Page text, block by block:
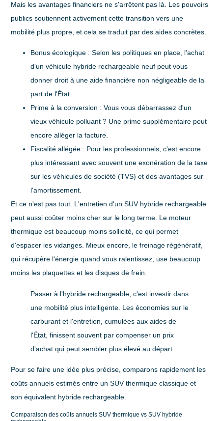
Mais les avantages financiers ne s'arrêtent pas là. Les pouvoirs
publics soutiennent activement cette transition vers une
mobilité plus propre, et cela se traduit par des aides concrètes.
Bonus écologique : Selon les politiques en place, l'achat
d'un véhicule hybride rechargeable neuf peut vous
donner droit à une aide financière non négligeable de la
part de l'État.
Prime à la conversion : Vous vous débarrassez d'un
vieux véhicule polluant ? Une prime supplémentaire peut
encore alléger la facture.
Fiscalité allégée : Pour les professionnels, c'est encore
plus intéressant avec souvent une exonération de la taxe
sur les véhicules de société (TVS) et des avantages sur
l'amortissement.
Et ce n'est pas tout. L'entretien d'unSUV hybride rechargeable
peut aussi coûter moins cher sur le long terme. Le moteur
thermique est beaucoup moins sollicité, ce qui permet
d'espacer les vidanges. Mieux encore, le freinage régénératif,
qui récupère l'énergie quand vous ralentissez, use beaucoup
moins les plaquettes et les disques de frein.
Passer à l'hybride rechargeable, c'est investir dans
une mobilité plus intelligente. Les économies sur le
carburant et l'entretien, cumulées aux aides de
l'État, finissent souvent par compenser un prix
d'achat qui peut sembler plus élevé au départ.
Pour se faire une idée plus précise, comparons rapidement les
coûts annuels estimés entre un SUV thermique classique et
son équivalent hybride rechargeable.
Comparaison des coûts annuels SUV thermique vs SUV hybride